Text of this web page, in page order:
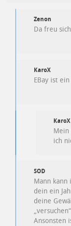
Zenon
Da freu
KaroX
EBay ist
KaroX
ich
SOD
Mann
dein ein
deine
Ansonsten